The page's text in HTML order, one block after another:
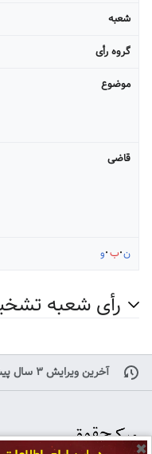
شعبه
گروه رأی
موضوع
قاضی
ن ب و
رأی شعبه
آخرین ویرایش ۳ سال پیش